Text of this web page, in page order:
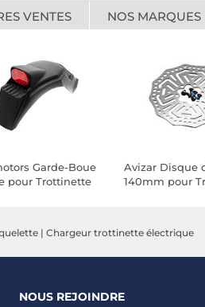
VENTES NOS MARQUES
Garde-Boue
pour Trottinette
Avizar Disque
140mm pour
| Chargeur trottinette électrique
NOUS REJOINDRE